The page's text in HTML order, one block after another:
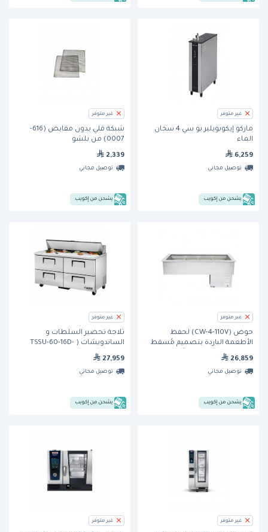
غير متوفر
ماركو إيكوبويلير يو سي 4 سخان
الماء
6,259
توصيل مجاني
يشحن من إكويب
غير متوفر
شبكة قلي بدون مقابض (616-
0007) من بلشو
2,339
توصيل مجاني
يشحن من إكويب
غير متوفر
حوض (CW-4-110V) لحفظ
الأطعمة الباردة بتصميم مُسقط
بي دبليو وايت
26,859
توصيل مجاني
يشحن من إكويب
غير متوفر
ثلاجة تحضير السلطات و
الساندويشات ( TSSU-60-16D-
27,959
توصيل مجاني
يشحن من إكويب
غير متوفر غير متوفر